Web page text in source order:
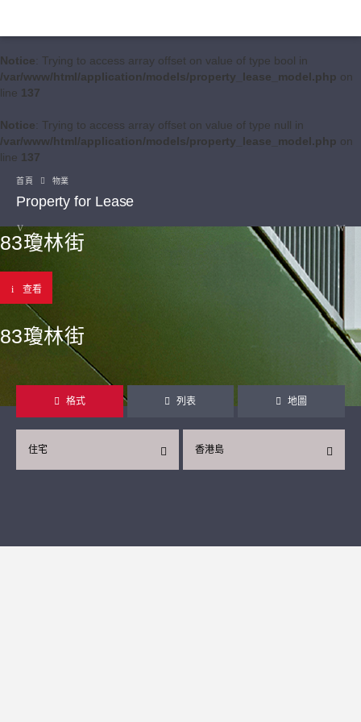
Notice: Trying to access array offset on value of type bool in
/var/www/html/application/models/property_lease_model.php on
line 137
Notice: Trying to access array offset on value of type null in
/var/www/html/application/models/property_lease_model.php on
line 137
首頁 物業
Property for Lease
83瓊林街
查看
83瓊林街
格式 列表 地圖
香港島
住宅